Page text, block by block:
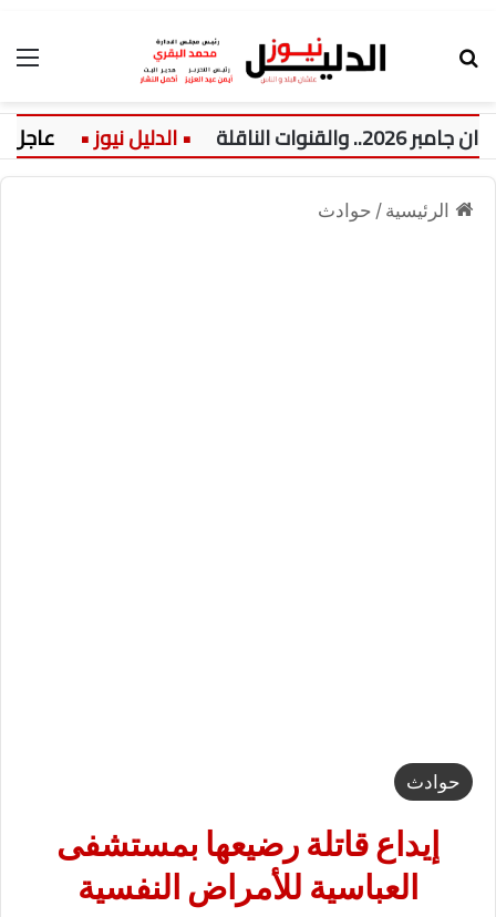
عاجل:
الرئيسية / حوادث
حوادث
إيداع قاتلة رضيعها بمستشفى
العباسية للأمراض النفسية